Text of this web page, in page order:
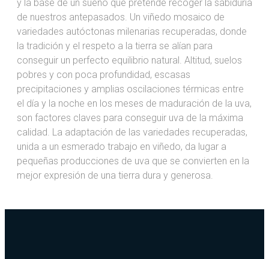
y la base de un sueño que pretende recoger la sabiduría
de nuestros antepasados. Un viñedo mosaico de
variedades autóctonas milenarias recuperadas, donde
la tradición y el respeto a la tierra se alían para
conseguir un perfecto equilibrio natural. Altitud, suelos
pobres y con poca profundidad, escasas
precipitaciones y amplias oscilaciones térmicas entre
el día y la noche en los meses de maduración de la uva,
son factores claves para conseguir uva de la máxima
calidad. La adaptación de las variedades recuperadas,
unida a un esmerado trabajo en viñedo, da lugar a
pequeñas producciones de uva que se convierten en la
mejor expresión de una tierra dura y generosa.